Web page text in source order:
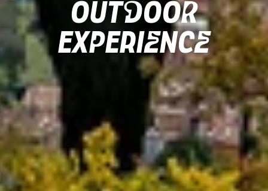
Outdoor
Experience